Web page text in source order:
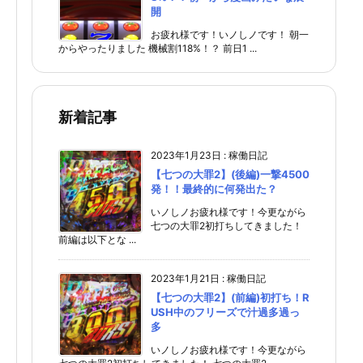
開
お疲れ様です！いノしノです！ 朝一
からやったりました 機械割118%！？ 前日1 ...
新着記事
2023年1月23日 : 稼働日記
【七つの大罪2】(後編)一撃4500
発！！最終的に何発出た？
いノしノお疲れ様です！今更ながら
七つの大罪2初打ちしてきました！
前編は以下とな ...
2023年1月21日 : 稼働日記
【七つの大罪2】(前編)初打ち！R
USH中のフリーズで汁過多過っ
多
いノしノお疲れ様です！今更ながら